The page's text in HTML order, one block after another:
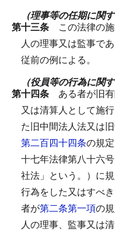
（理事等の任期に関
第十三条 この法律の
人の理事又は監事で
従前の例による。
（役員等の行為に関
第十四条 ある者が旧
又は清算人として施
た旧中間法人法又は
第二百四十四条の規
十七年法律第八十六号
社法」という。）に
行為をした又はすべ
者が第二条第一項の
人の理事、監事又は